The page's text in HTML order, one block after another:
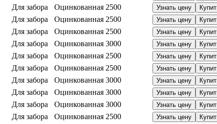
Для забора Оцинкованная 2500 Узнать цену
Для забора Оцинкованная 2500 Узнать цену
Для забора Оцинкованная 2500 Узнать цену
Для забора Оцинкованная 3000 Узнать цену
Для забора Оцинкованная 2500 Узнать цену
Для забора Оцинкованная 2500 Узнать цену
Для забора Оцинкованная 3000 Узнать цену
Для забора Оцинкованная 3000 Узнать цену
Для забора Оцинкованная 3000 Узнать цену
Для забора Оцинкованная 2500 Узнать цену